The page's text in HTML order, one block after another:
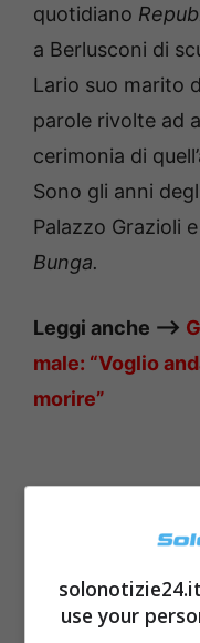
quotidiano
a Berlusconi di
Lario suo marito
parole rivolte ad
cerimonia di
Sono gli anni
Palazzo Grazioli
Bunga.
Leggi anche —->
male: “Voglio
morire”
use your